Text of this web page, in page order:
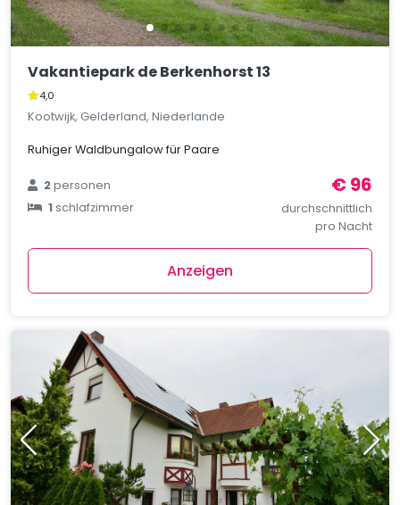
Vakantiepark de Berkenhorst 13
4,0
Kootwijk, Gelderland, Niederlande
Ruhiger Waldbungalow für Paare
2personen
1schlafzimmer
€ 96
durchschnittlich
pro Nacht
Anzeigen